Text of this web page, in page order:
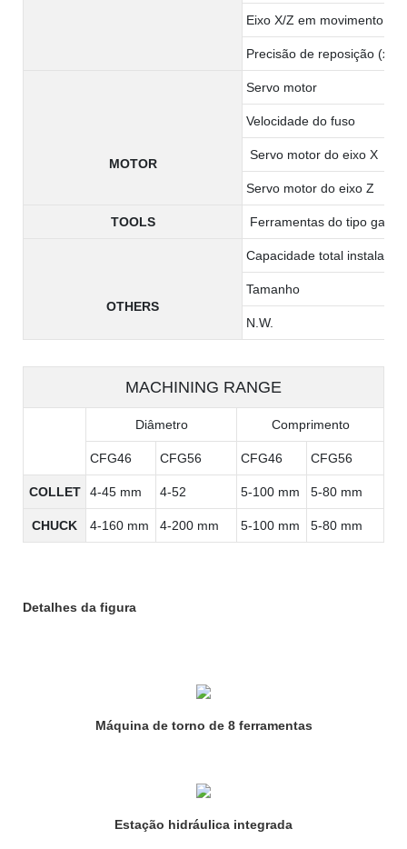
Eixo X/Z em movimento
Precisão de reposição (x/z)
MOTOR
Servo motor
Velocidade do fuso
Servo motor do eixo X
Servo motor do eixo Z
TOOLS Ferramentas do tipo
OTHERS
Capacidade total instalada
Tamanho
N.W.
MACHINING RANGE
Diâmetro Comprimento
CFG46 CFG56 CFG46 CFG56
COLLET 4-45 mm 4-52 5-100 mm 5-80 mm
CHUCK 4-160 mm 4-200 mm 5-100 mm 5-80 mm
Detalhes da figura
Máquina de torno de 8 ferramentas
Estação hidráulica integrada